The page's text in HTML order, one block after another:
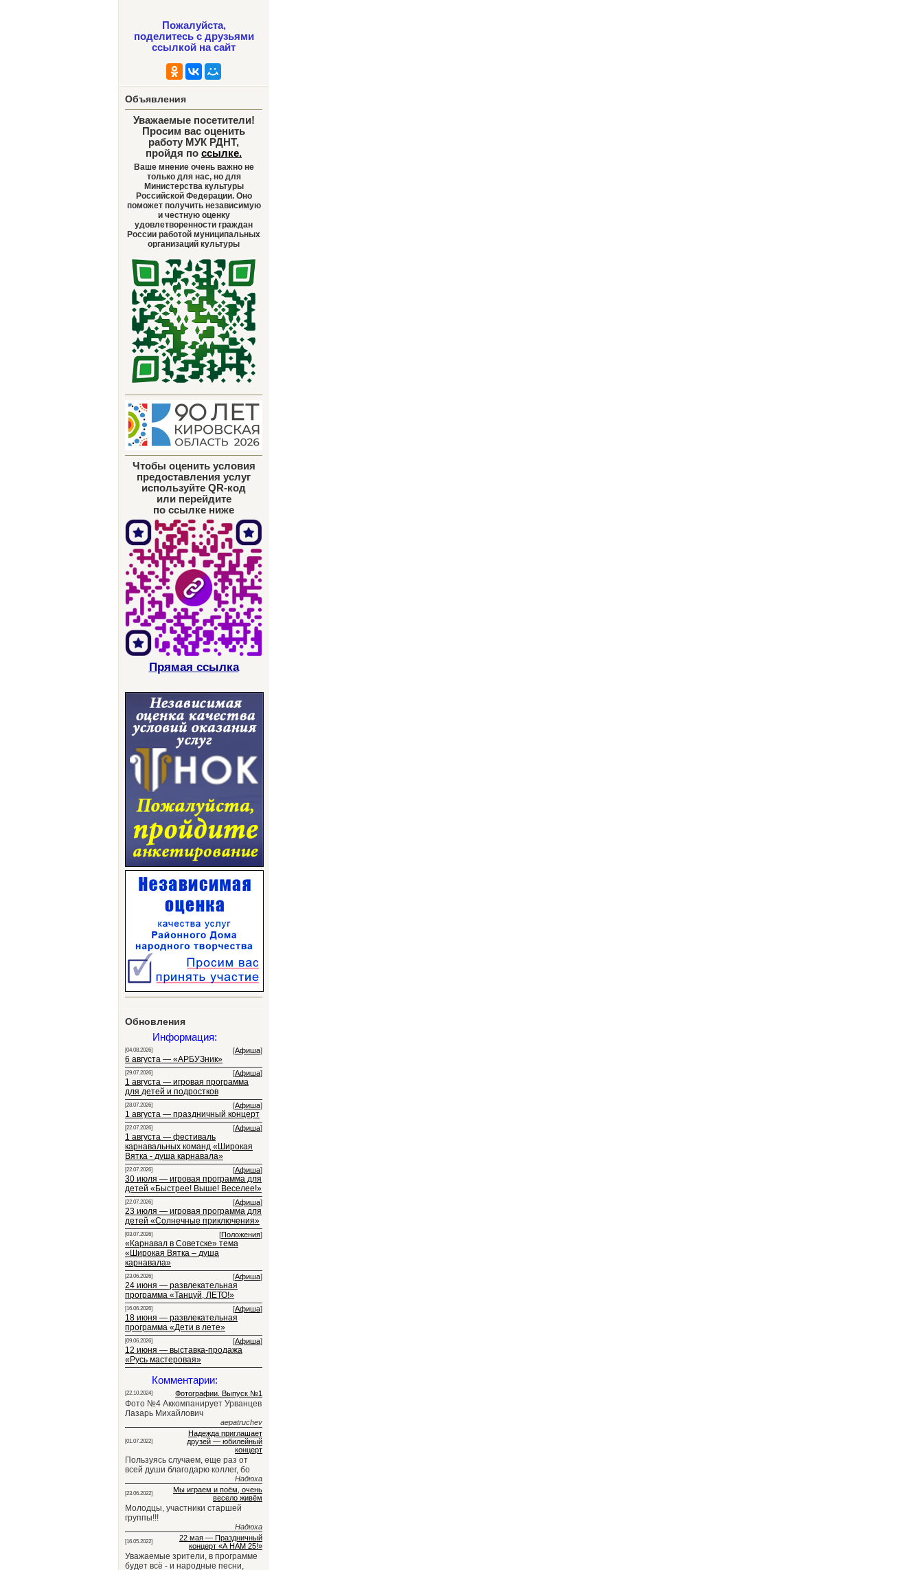
Пожалуйста,
поделитесь с друзьями
ссылкой на сайт
Объявления
Уважаемые посетители!
Просим вас оценить
работу МУК РДНТ,
пройдя по ссылке.
Ваше мнение очень важно не
только для нас, но для
Министерства культуры
Российской Федерации. Оно
поможет получить независимую
и честную оценку
удовлетворенности граждан
России работой муниципальных
организаций культуры
Чтобы оценить условия
предоставления услуг
используйте QR-код
или перейдите
по ссылке ниже
Прямая ссылка
Обновления
Информация:
[04.08.2026] [Афиша]
6 августа — «АРБУЗник»
[29.07.2026] [Афиша]
1 августа — игровая программа
для детей и подростков
[28.07.2026] [Афиша]
1 августа — праздничный концерт
[22.07.2026] [Афиша]
1 августа — фестиваль
карнавальных команд «Широкая
Вятка - душа карнавала»
[22.07.2026] [Афиша]
30 июля — игровая программа для
детей «Быстрее! Выше! Веселее!»
[22.07.2026] [Афиша]
23 июля — игровая программа для
детей «Солнечные приключения»
[03.07.2026] [Положения]
«Карнавал в Советске» тема
«Широкая Вятка – душа
карнавала»
[23.06.2026] [Афиша]
24 июня — развлекательная
программа «Танцуй, ЛЕТО!»
[16.06.2026] [Афиша]
18 июня — развлекательная
программа «Дети в лете»
[09.06.2026] [Афиша]
12 июня — выставка-продажа
«Русь мастеровая»
Комментарии:
[22.10.2024] Фотографии. Выпуск №1
Фото №4 Аккомпанирует Урванцев
Лазарь Михайлович
aepatruchev
[01.07.2022]
Надежда приглашает
друзей — юбилейный
концерт
Пользуясь случаем, еще раз от
всей души благодарю коллег, бо
Надюха
[23.06.2022]
Мы играем и поём, очень
весело живём
Молодцы, участники старшей
группы!!!
Надюха
[16.05.2022]
22 мая — Праздничный
концерт «А НАМ 25!»
Уважаемые зрители, в программе
будет всё - и народные песни,